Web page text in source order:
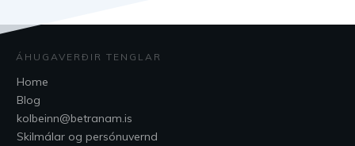
ÁHUGAVERÐIR TENGLAR
Home
Blog
kolbeinn@betranam.is
Skilmálar og persónuvernd